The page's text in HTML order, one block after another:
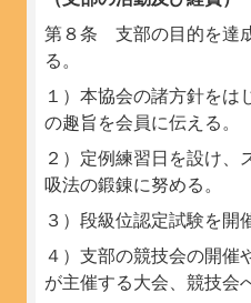
第８条 支部の目的を達
る。
１）本協会の諸方針をは
の趣旨を会員に伝える。
２）定例練習日を設け、
吸法の鍛錬に努める。
３）段級位認定試験を開
４）支部の競技会の開催
が主催する大会、競技会